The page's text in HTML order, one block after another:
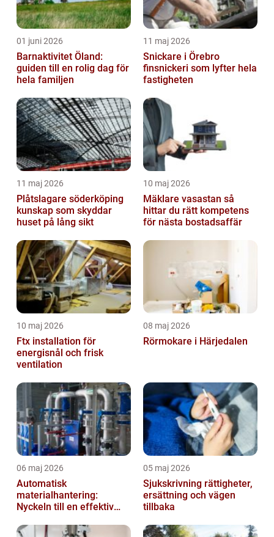
01 juni 2026
Barnaktivitet Öland:
guiden till en rolig dag för
hela familjen
11 maj 2026
Snickare i Örebro
finsnickeri som lyfter hela
fastigheten
11 maj 2026
Plåtslagare söderköping
kunskap som skyddar
huset på lång sikt
10 maj 2026
Mäklare vasastan så
hittar du rätt kompetens
för nästa bostadsaffär
10 maj 2026
Ftx installation för
energisnål och frisk
ventilation
08 maj 2026
Rörmokare i Härjedalen
06 maj 2026
Automatisk
materialhantering:
Nyckeln till en effektiv
05 maj 2026
Sjukskrivning rättigheter,
ersättning och vägen
tillbaka